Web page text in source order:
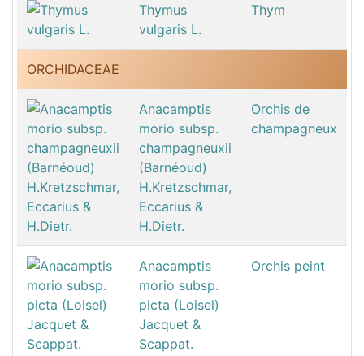
Thymus
vulgaris L.
Thym
ORCHIDACEAE
Anacamptis
morio subsp.
champagneuxii
(Barnéoud)
H.Kretzschmar,
Eccarius &
H.Dietr.
Orchis de
champagneux
Anacamptis
morio subsp.
picta (Loisel)
Jacquet &
Scappat.
Orchis peint